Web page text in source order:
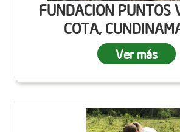
FUNDACION PUNTOS
COTA,
Ver más